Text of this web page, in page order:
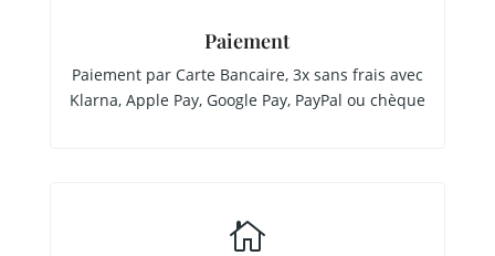
Paiement
Paiement par Carte Bancaire, 3x sans frais avec
Klarna, Apple Pay, Google Pay, PayPal ou chèque
